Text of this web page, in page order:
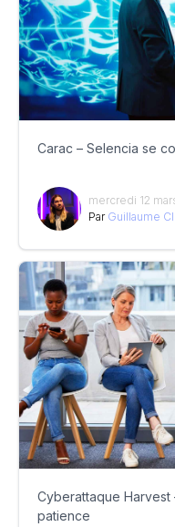
Carac – Selencia se
mercredi 12
Par Guillaume
Cyberattaque Harvest
patience